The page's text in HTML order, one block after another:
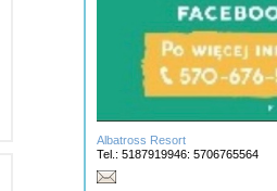
Albatross Resort
Tel.: 5187919946: 5706765564